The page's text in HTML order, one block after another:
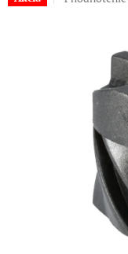
hviezdičiek.